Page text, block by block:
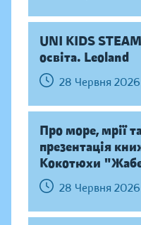
UNI KIDS
освіта. Leoland
28 Червня
Про море, мрії
презентація
Кокотюхи
28 Червня